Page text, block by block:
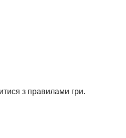
з правилами гри.